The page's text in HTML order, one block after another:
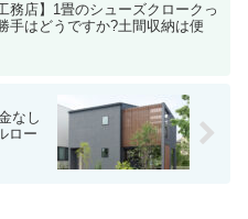
務店】1畳のシューズクロークっ
手はどうですか?土間収納は便
なし
ロー